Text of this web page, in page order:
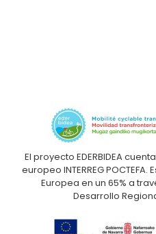
El proyecto EDERBIDEA
europeo INTERREG
Europea en un 65% a
Desarrollo